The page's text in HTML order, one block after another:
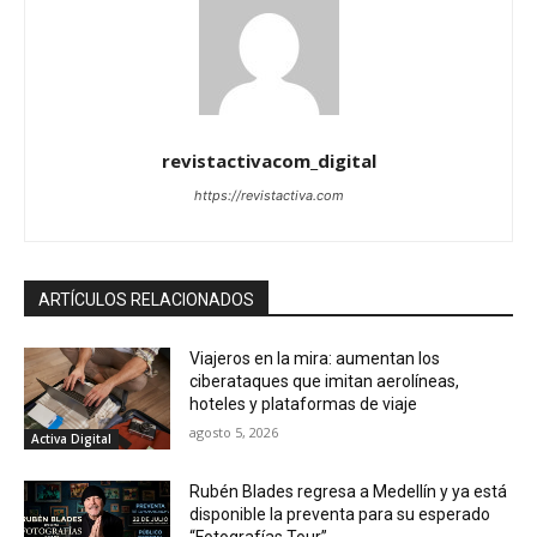
revistactivacom_digital
https://revistactiva.com
ARTÍCULOS RELACIONADOS
Activa Digital
Viajeros en la mira: aumentan los
ciberataques que imitan aerolíneas,
hoteles y plataformas de viaje
agosto 5, 2026
Rubén Blades regresa a Medellín y ya está
disponible la preventa para su esperado